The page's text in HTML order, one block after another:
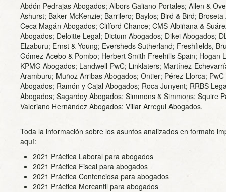
Abdón Pedrajas Abogados; Albors Galiano Portales; Allen &
Ashurst; Baker McKenzie; Barrilero; Baylos; Bird & Bird;
Ceca Magán Abogados; Clifford Chance; CMS Albiñana &
Abogados; Deloitte Legal; Dictum Abogados; Dikei Abogados;
Elzaburu; Ernst & Young; Eversheds Sutherland; Freshfields,
Gómez-Acebo & Pombo; Herbert Smith Freehills Spain; Hogan
KPMG Abogados; Landwell-PwC; Linklaters; Martínez-
Aramburu; Muñoz Arribas Abogados; Ontier; Pérez-Llorca;
Abogados; Ramón y Cajal Abogados; Roca Junyent; RRBS
Abogados; Sagardoy Abogados; Simmons & Simmons; Squire
Valeriano Hernández Abogados; Villar Arregui Abogados.
Toda la información sobre los asuntos analizados en formato
aquí:
2021 Práctica Laboral para abogados
2021 Práctica Fiscal para abogados
2021 Práctica Contenciosa para abogados
2021 Práctica Mercantil para abogados